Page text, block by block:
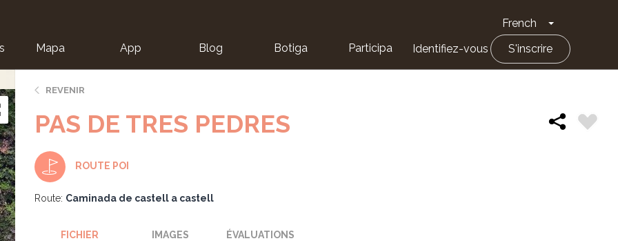
French Toggle
Mapa App Blog Botiga Participa Identifiez-vous S'inscrire
REVENIR
PAS DE TRES PEDRES
ROUTE POI
Route: Caminada de castell a castell
FICHIER IMAGES ÉVALUATIONS